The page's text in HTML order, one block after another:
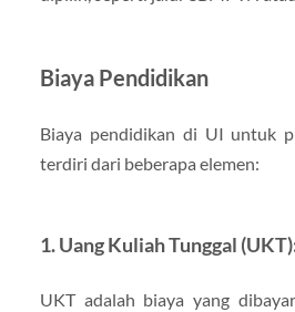
Biaya Pendidikan
Biaya pendidikan di UI untuk
terdiri dari beberapa elemen:
1. Uang Kuliah Tunggal
UKT adalah biaya yang